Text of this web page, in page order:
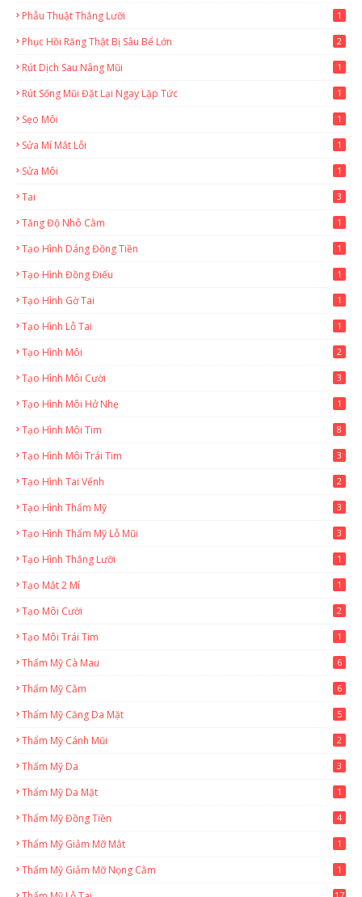
Phẫu Thuật Thắng Lưỡi 1
Phục Hồi Răng Thật Bị Sâu Bể Lớn 2
Rút Dịch Sau Nâng Mũi 1
Rút Sống Mũi Đặt Lại Ngay Lặp Tức 1
Sẹo Môi 1
Sửa Mí Mắt Lỗi 1
Sửa Môi 1
Tai 3
Tăng Độ Nhô Cằm 1
Tạo Hình Dáng Đồng Tiền 1
Tạo Hình Đồng Điếu 1
Tạo Hình Gờ Tai 1
Tạo Hình Lỗ Tai 1
Tạo Hình Môi 2
Tạo Hình Môi Cười 3
Tạo Hình Môi Hở Nhẹ 1
Tạo Hình Môi Tim 8
Tạo Hình Môi Trái Tim 3
Tạo Hình Tai Vểnh 2
Tạo Hình Thẩm Mỹ 3
Tạo Hình Thẩm Mỹ Lỗ Mũi 3
Tạo Hình Thắng Lưỡi 1
Tạo Mắt 2 Mí 1
Tạo Môi Cười 2
Tạo Môi Trái Tim 1
Thẩm Mỹ Cà Mau 6
Thẩm Mỹ Cằm 6
Thẩm Mỹ Căng Da Mặt 5
Thẩm Mỹ Cánh Mũi 2
Thẩm Mỹ Da 3
Thẩm Mỹ Da Mặt 1
Thẩm Mỹ Đồng Tiền 4
Thẩm Mỹ Giảm Mỡ Mắt 1
Thẩm Mỹ Giảm Mỡ Nọng Cằm 1